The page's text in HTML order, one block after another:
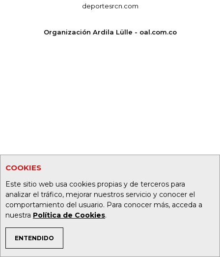
COOKIES
Este sitio web usa cookies propias y de terceros para
analizar el tráfico, mejorar nuestros servicio y conocer el
comportamiento del usuario. Para conocer más, acceda a
nuestra Política de Cookies.
ENTENDIDO
TEMAS DE INTERÉS
deportesrcn.com
Organización Ardila Lülle - oal.com.co